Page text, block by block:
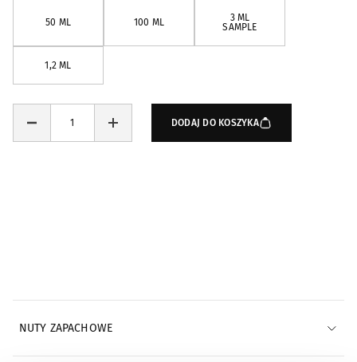
50 ML 100 ML
3 ML
SAMPLE
1,2 ML
DODAJ DO KOSZYKA
NUTY ZAPACHOWE